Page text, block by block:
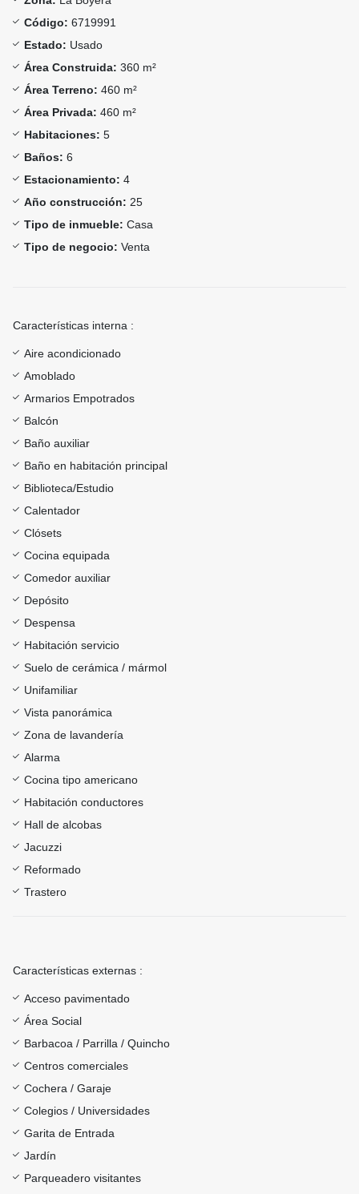
Código: 6719991
Estado: Usado
Área Construida: 360 m²
Área Terreno: 460 m²
Área Privada: 460 m²
Habitaciones: 5
Baños: 6
Estacionamiento: 4
Año construcción: 25
Tipo de inmueble: Casa
Tipo de negocio: Venta
Características interna :
Aire acondicionado
Amoblado
Armarios Empotrados
Balcón
Baño auxiliar
Baño en habitación principal
Biblioteca/Estudio
Calentador
Clósets
Cocina equipada
Comedor auxiliar
Depósito
Despensa
Habitación servicio
Suelo de cerámica / mármol
Unifamiliar
Vista panorámica
Zona de lavandería
Alarma
Cocina tipo americano
Habitación conductores
Hall de alcobas
Jacuzzi
Reformado
Trastero
Características externas :
Acceso pavimentado
Área Social
Barbacoa / Parrilla / Quincho
Centros comerciales
Cochera / Garaje
Colegios / Universidades
Garita de Entrada
Jardín
Parqueadero visitantes